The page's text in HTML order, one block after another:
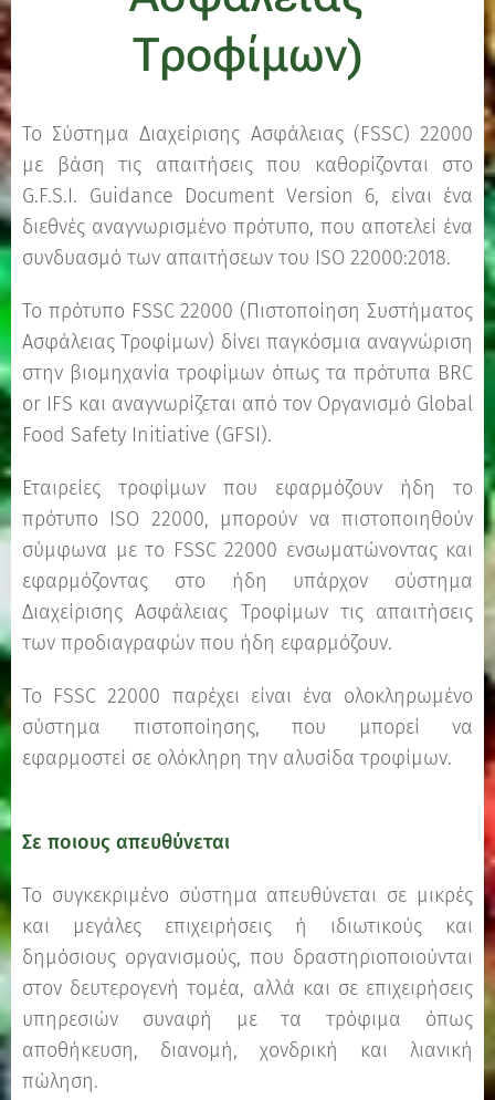
Τροφίμων)
Το Σύστημα Διαχείρισης Ασφάλειας (FSSC) 22000
με βάση τις απαιτήσεις που καθορίζονται στο
G.F.S.I. Guidance Document Version 6, είναι ένα
διεθνές αναγνωρισμένο πρότυπο, που αποτελεί ένα
συνδυασμό των απαιτήσεων του ISO 22000:2018.
Το πρότυπο FSSC 22000 (Πιστοποίηση Συστήματος
Ασφάλειας Τροφίμων) δίνει παγκόσμια αναγνώριση
στην βιομηχανία τροφίμων όπως τα πρότυπα BRC
or IFS και αναγνωρίζεται από τον Οργανισμό Global
Food Safety Initiative (GFSI).
Εταιρείες τροφίμων που εφαρμόζουν ήδη το
πρότυπο ISO 22000, μπορούν να πιστοποιηθούν
σύμφωνα με το FSSC 22000 ενσωματώνοντας και
εφαρμόζοντας στο ήδη υπάρχον σύστημα
Διαχείρισης Ασφάλειας Τροφίμων τις απαιτήσεις
των προδιαγραφών που ήδη εφαρμόζουν.
Το FSSC 22000 παρέχει είναι ένα ολοκληρωμένο
σύστημα πιστοποίησης, που μπορεί να
εφαρμοστεί σε ολόκληρη την αλυσίδα τροφίμων.
Σε ποιους απευθύνεται
Το συγκεκριμένο σύστημα απευθύνεται σε μικρές
και μεγάλες επιχειρήσεις ή ιδιωτικούς και
δημόσιους οργανισμούς, που δραστηριοποιούνται
στον δευτερογενή τομέα, αλλά και σε επιχειρήσεις
υπηρεσιών συναφή με τα τρόφιμα όπως
αποθήκευση, διανομή, χονδρική και λιανική
πώληση.